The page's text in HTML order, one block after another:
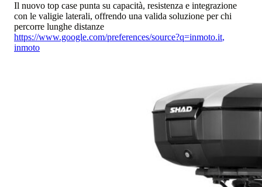
Il nuovo top case punta su capacità, resistenza e integrazione
con le valigie laterali, offrendo una valida soluzione per chi
percorre lunghe distanze
https://www.google.com/preferences/source?q=inmoto.it,
inmoto